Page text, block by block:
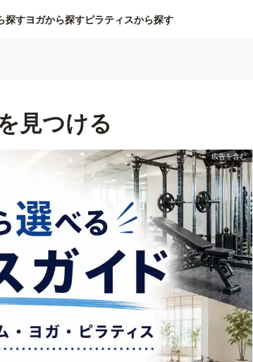
探すヨガから探すピラティスから探す
見つける